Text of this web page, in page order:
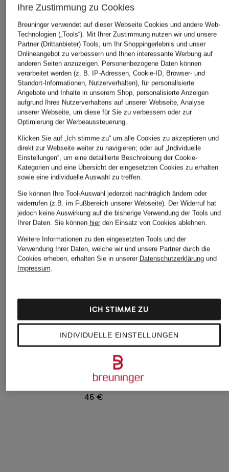
ÄHNLICHE ARTIKEL ENTDECKEN
Stoppersocken
COSYSHOE aus
Merinowolle
45 €
Ihre Zustimmung zu Cookies
Breuninger verwendet auf dieser Webseite Cookies und andere Web-
Technologien („Tools“). Mit Ihrer Zustimmung nutzen wir und unsere
Partner (Drittanbieter) Tools, um Ihr Shoppingerlebnis und unser
Onlineangebot zu verbessern und Ihnen interessante Werbung auf
anderen Seiten anzuzeigen. Personenbezogene Daten können
verarbeitet werden (z. B. IP-Adressen, Cookie-ID, Browser- und
Standort-Informationen, Nutzerverhalten), für personalisierte
Angebote und Inhalte in unserem Shop, personalisierte Anzeigen
aufgrund Ihres Nutzerverhaltens auf unserer Webseite, Analyse
unserer Webseite, um diese für Sie zu verbessern oder zur
Optimierung der Werbeaussteuerung.
Klicken Sie auf „Ich stimme zu“ um alle Cookies zu akzeptieren und
direkt zur Webseite weiter zu navigieren; oder auf „Individuelle
Einstellungen“, um eine detaillierte Beschreibung der Cookie-
Kategorien und eine Übersicht der eingesetzten Cookies zu erhalten
sowie eine individuelle Auswahl zu treffen.
Sie können Ihre Tool-Auswahl jederzeit nachträglich ändern oder
widerrufen (z.B. im Fußbereich unserer Webseite). Der Widerruf hat
jedoch keine Auswirkung auf die bisherige Verwendung der Tools und
Ihrer Daten. Sie können hierden Einsatz von Cookies ablehnen.
Weitere Informationen zu den eingesetzten Tools und der
Verwendung Ihrer Daten, welche wir und unsere Partner durch die
Cookies erheben, erhalten Sie in unserer Datenschutzerklärungund
Impressum.
INDIVIDUELLE EINSTELLUNGEN
ICH STIMME ZU